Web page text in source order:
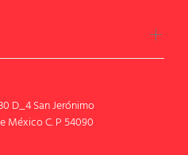
D_4 San Jerónimo
México C. P 54090